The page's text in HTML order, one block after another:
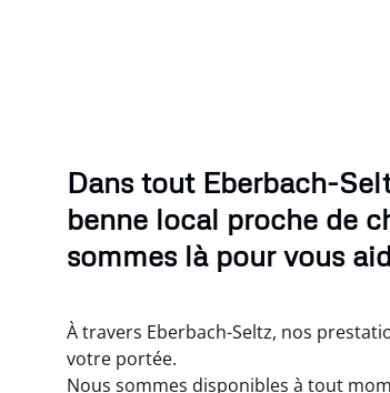
Dans tout Eberbach-
benne local proche de
sommes là pour vous
À travers Eberbach-Seltz, nos
votre portée.
Nous sommes disponibles à tout